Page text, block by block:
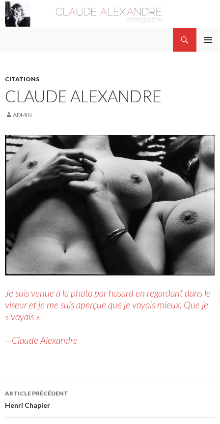
CITATIONS
CLAUDE ALEXANDRE
ADMIN
Je suis venue à la photo par hasard en regardant dans le
viseur et je me suis aperçue que je voyais mieux. Que je
« voyais ».
—Claude Alexandre
Navigation de l’article
ARTICLE PRÉCÉDENT
Henri Chapier